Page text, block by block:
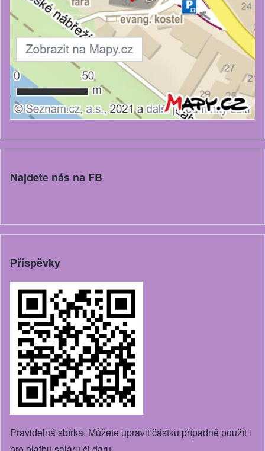
Najdete nás na FB
Příspěvky
Pravidelná sbírka. Můžete upravit částku případně použít i